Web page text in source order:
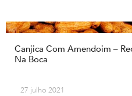
Canjica Com Amendoim –
Na Boca
27 julho 2021